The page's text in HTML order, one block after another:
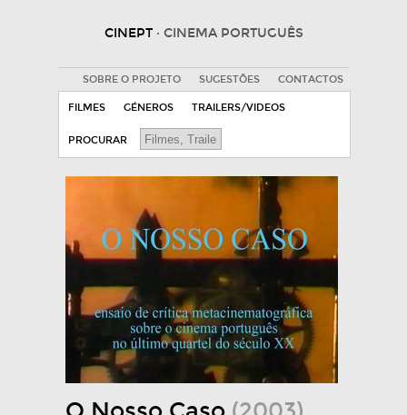
CINEPT · CINEMA PORTUGUÊS
SOBRE O PROJETO SUGESTÕES CONTACTOS
FILMES GÉNEROS TRAILERS/VIDEOS
PROCURAR